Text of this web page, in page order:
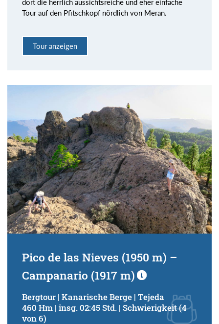
dort die herrlich aussichtsreiche und eher einfache
Tour auf den Pfitschkopf nördlich von Meran.
Tour anzeigen
Pico de las Nieves (1950 m) –
Campanario (1917 m)
Bergtour | Kanarische Berge | Tejeda
460 Hm | insg. 02:45 Std. | Schwierigkeit (4
von 6)